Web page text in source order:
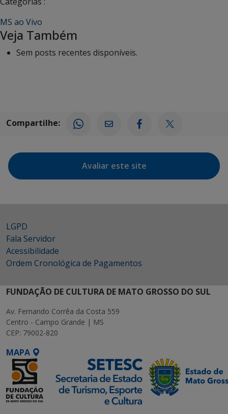
MS ao Vivo
Veja Também
Sem posts recentes disponíveis.
Compartilhe:
Avaliar este site
LGPD
Fala Servidor
Acessibilidade
Ordem Cronológica de Pagamentos
FUNDAÇÃO DE CULTURA DE MATO GROSSO DO SUL
Av. Fernando Corrêa da Costa 559
Centro - Campo Grande | MS
CEP: 79002-820
MAPA